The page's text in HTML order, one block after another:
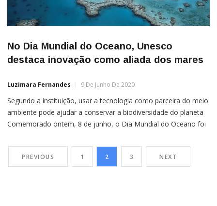
No Dia Mundial do Oceano, Unesco
destaca inovação como aliada dos mares
Luzimara Fernandes 9 De Junho De 2020
Segundo a instituição, usar a tecnologia como parceira do meio
ambiente pode ajudar a conservar a biodiversidade do planeta
Comemorado ontem, 8 de junho, o Dia Mundial do Oceano foi
sociedade sobre a importância da conservação das águas do
planeta. Em 2020, a Unesco destaca a inovação […]
PREVIOUS 1 2 3 NEXT